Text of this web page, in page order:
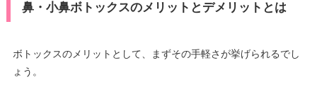
鼻・小鼻ボトックスのメリットとデメリットとは
ボトックスのメリットとして、まずその手軽さが挙げられるでし
ょう。